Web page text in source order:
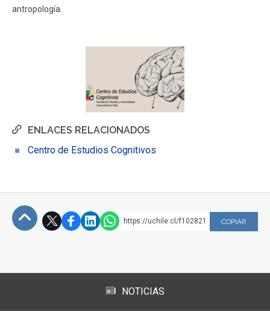
ENLACES RELACIONADOS
Centro de Estudios Cognitivos
antropología.
https://uchile.cl/f102821 COPIAR
NOTICIAS